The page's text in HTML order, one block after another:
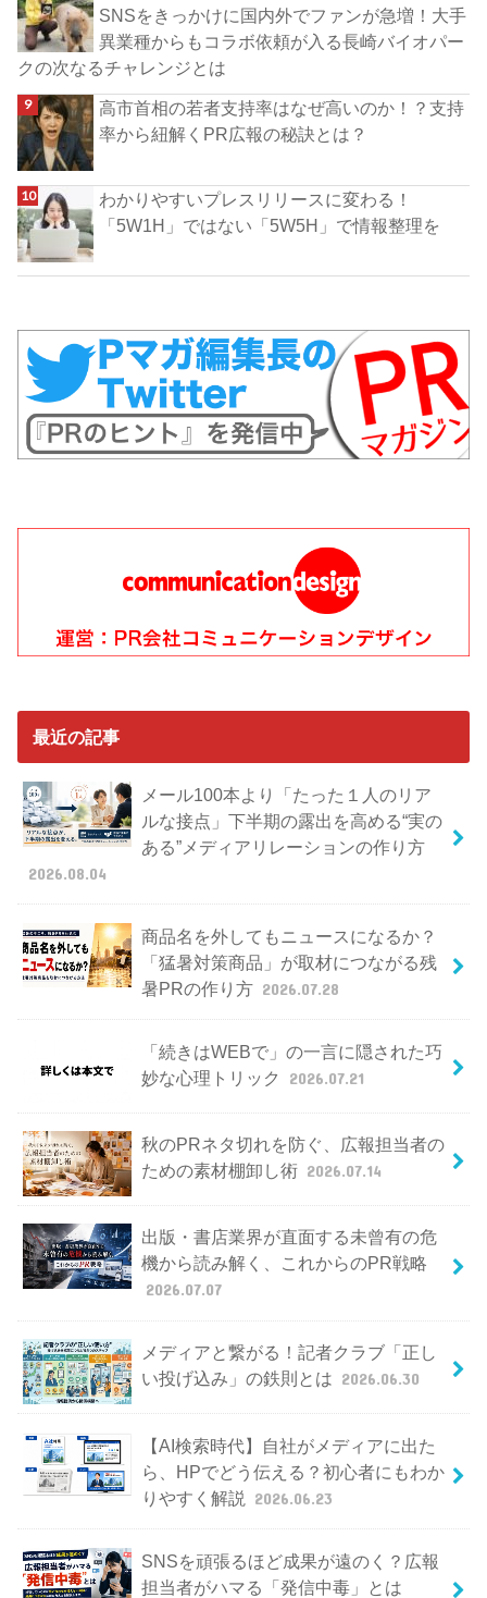
SNSをきっかけに国内外でファンが急増！大手
異業種からもコラボ依頼が入る長崎バイオパー
クの次なるチャレンジとは
高市首相の若者支持率はなぜ高いのか！？支持
率から紐解くPR広報の秘訣とは？
わかりやすいプレスリリースに変わる！
「5W1H」ではない「5W5H」で情報整理を
最近の記事
メール100本より「たった１人のリア
ルな接点」下半期の露出を高める“実の
ある”メディアリレーションの作り方
2026.08.04
商品名を外してもニュースになるか？
「猛暑対策商品」が取材につながる残
暑PRの作り方 2026.07.28
「続きはWEBで」の一言に隠された巧
妙な心理トリック
2026.07.21
秋のPRネタ切れを防ぐ、広報担当者の
ための素材棚卸し術 2026.07.14
出版・書店業界が直面する未曾有の危
機から読み解く、これからのPR戦略
2026.07.07
メディアと繋がる！記者クラブ「正し
い投げ込み」の鉄則とは 2026.06.30
【AI検索時代】自社がメディアに出た
ら、HPでどう伝える？初心者にもわか
りやすく解説
2026.06.23
SNSを頑張るほど成果が遠のく？広報
担当者がハマる「発信中毒」とは